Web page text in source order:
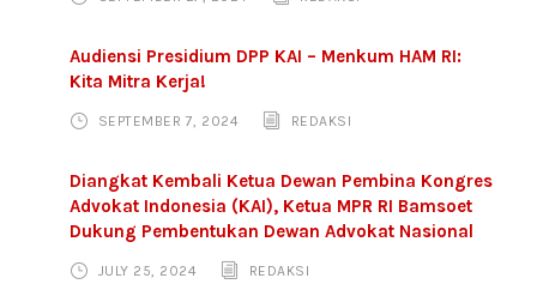
Audiensi Presidium DPP KAI – Menkum HAM RI:
Kita Mitra Kerja!
SEPTEMBER 7, 2024 REDAKSI
Diangkat Kembali Ketua Dewan Pembina Kongres
Advokat Indonesia (KAI), Ketua MPR RI Bamsoet
Dukung Pembentukan Dewan Advokat Nasional
JULY 25, 2024 REDAKSI